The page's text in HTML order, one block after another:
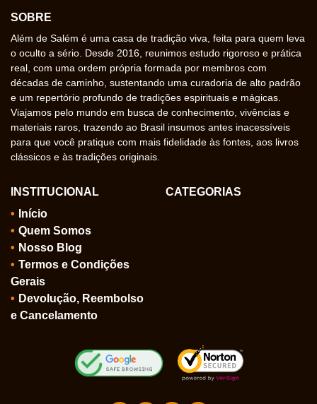
SOBRE
Além de Salém é uma casa de tradição viva, feita para quem leva
o oculto a sério. Desde 2016, reunimos estudo rigoroso e prática
real, com uma ordem própria formada por membros com
décadas de caminho, sustentando uma curadoria de alto padrão
e um repertório profundo de tradições espirituais e mágicas.
Viajamos pelo mundo em busca de conhecimento, vivências e
materiais raros, trazendo ao Brasil insumos antes inacessíveis
para que você pratique com mais fidelidade às fontes, aos livros
clássicos e às tradições originais.
INSTITUCIONAL
Início
Quem Somos
Nosso Blog
Termos e Condições
Gerais
Devolução, Reembolso
e Cancelamento
CATEGORIAS